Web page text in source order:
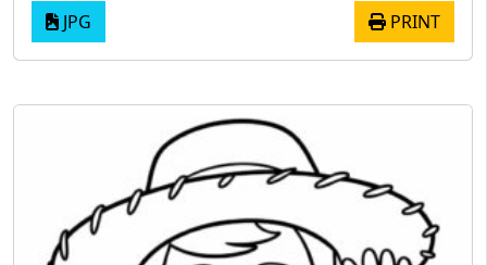
JPG PRINT